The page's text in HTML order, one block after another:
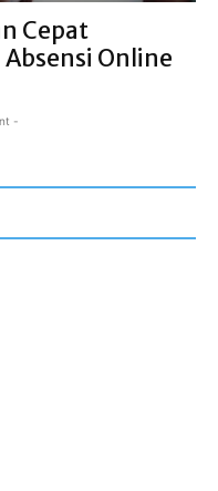
Cepat
Online
-